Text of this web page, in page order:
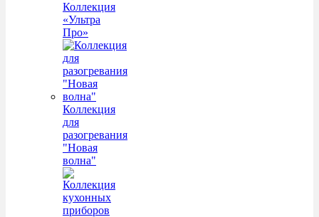
Коллекция
«Ультра
Про»
Коллекция
для
разогревания
"Новая
волна"